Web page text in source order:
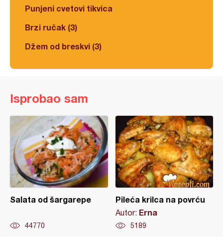
Punjeni cvetovi tikvica
Brzi ručak (3)
Džem od breskvi (3)
Isprobao sam
Salata od šargarepe
44770
Pileća krilca na povrću
Autor: Erna
5189